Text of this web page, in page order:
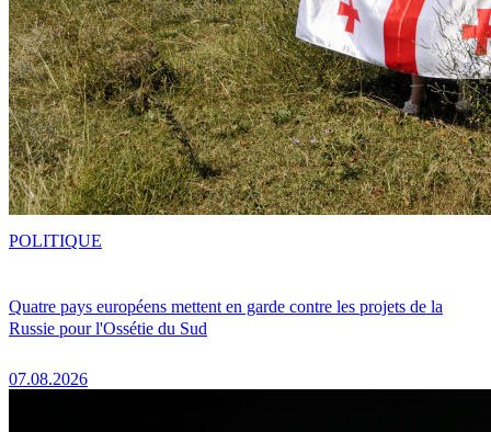
Quatre pays européens mettent en garde contre les projets de la
Russie pour l'Ossétie du Sud
07.08.2026
POLITIQUE